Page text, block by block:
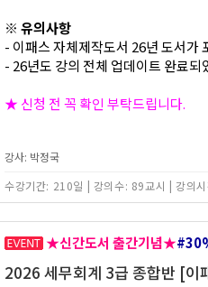
※ 유의사항
- 이패스 자체제작도서 26년 도서가
- 26년도 강의 전체 업데이트 완료되
★ 신청 전 꼭 확인 부탁드립니다.
강사: 박정국
수강기간: 210일 | 강의수: 89교시 | 강의
★신간도서 출간기념★
2026 세무회계 3급 종합반 [이